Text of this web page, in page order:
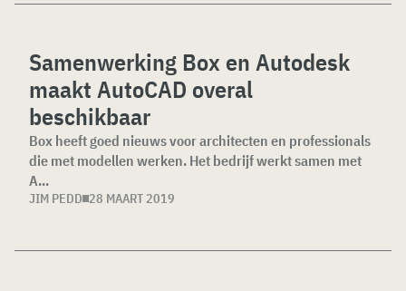
Samenwerking Box en Autodesk
maakt AutoCAD overal
beschikbaar
Box heeft goed nieuws voor architecten en professionals
die met modellen werken. Het bedrijf werkt samen met
A...
JIM PEDD 28 MAART 2019